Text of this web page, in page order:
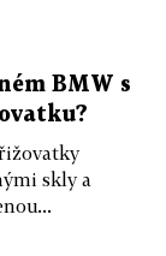
BMW s
skly a